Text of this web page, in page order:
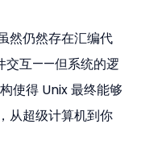
然仍然存在汇编代
交互——但系统的逻
使得 Unix 最终能够
从超级计算机到你